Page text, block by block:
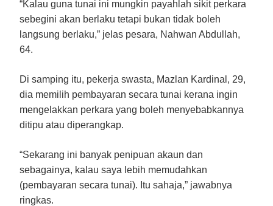
“Kalau guna tunai ini mungkin payahlah sikit perkara
sebegini akan berlaku tetapi bukan tidak boleh
langsung berlaku,” jelas pesara, Nahwan Abdullah,
64.
Di samping itu, pekerja swasta, Mazlan Kardinal, 29,
dia memilih pembayaran secara tunai kerana ingin
mengelakkan perkara yang boleh menyebabkannya
ditipu atau diperangkap.
“Sekarang ini banyak penipuan akaun dan
sebagainya, kalau saya lebih memudahkan
(pembayaran secara tunai). Itu sahaja,” jawabnya
ringkas.